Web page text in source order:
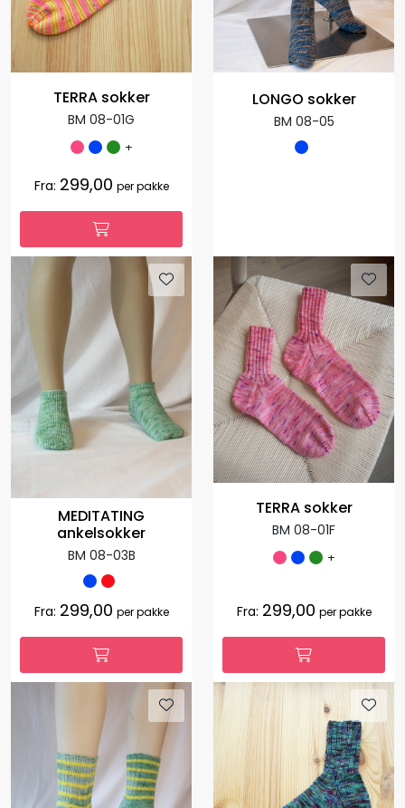
TERRA sokker
BM 08-01G
+
Fra: 299,00 per pakke
LONGO sokker
BM 08-05
MEDITATING
ankelsokker
BM 08-03B
Fra: 299,00 per pakke
TERRA sokker
BM 08-01F
+
Fra: 299,00 per pakke